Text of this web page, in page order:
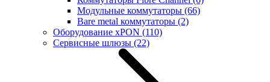
Модульные коммутаторы (66)
Bare metal коммутаторы (2)
Оборудование xPON (110)
Сервисные шлюзы (22)